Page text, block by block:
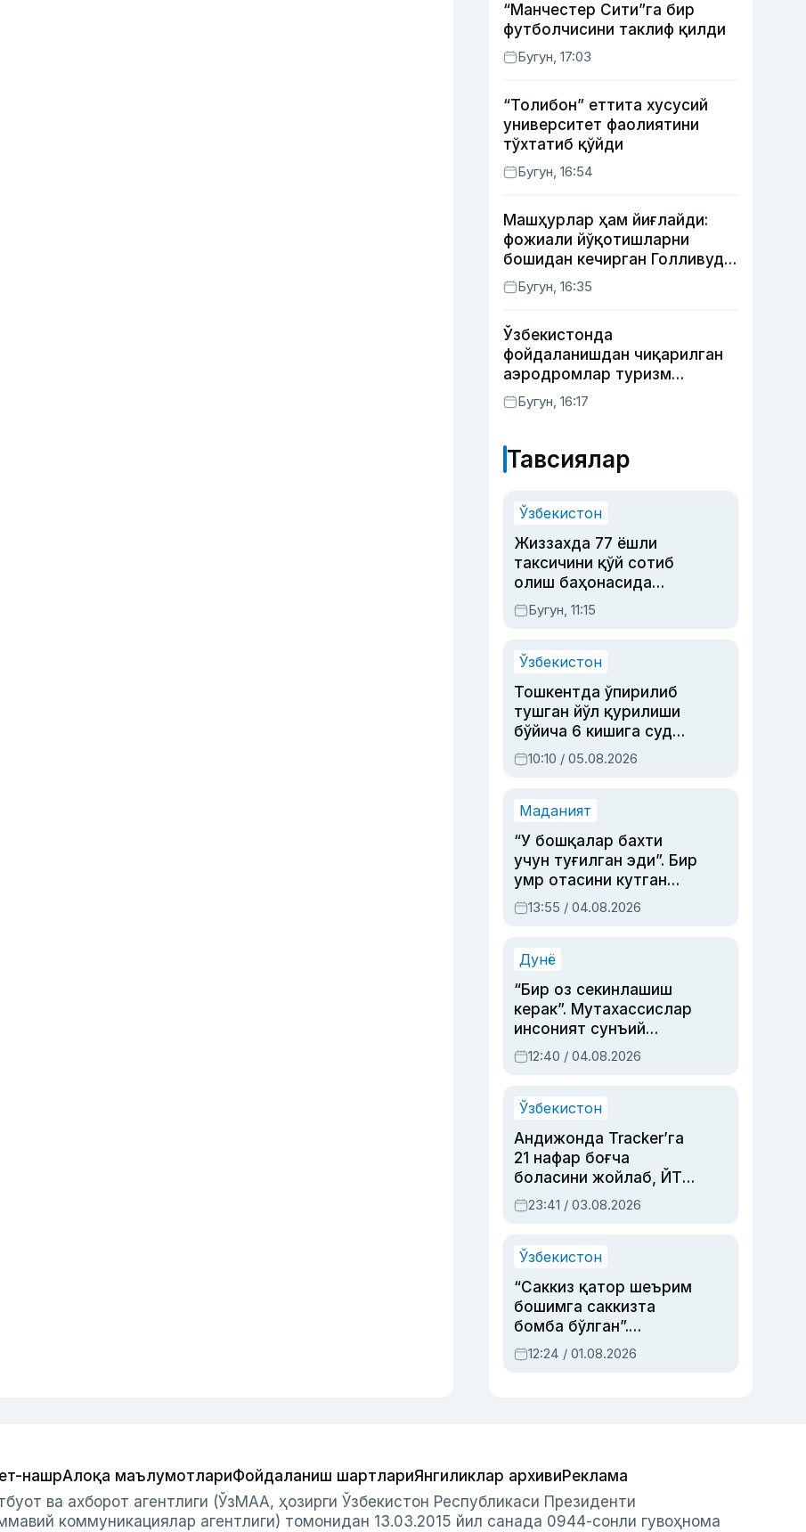
“Манчестер Сити”га бир
футболчисини таклиф қилди
Бугун, 17:03
“Толибон” еттита хусусий
университет фаолиятини
тўхтатиб қўйди
Бугун, 16:54
Машҳурлар ҳам йиғлайди:
фожиали йўқотишларни
бошидан кечирган Голливуд
юлдузлари
Бугун, 16:35
Ўзбекистонда
фойдаланишдан чиқарилган
аэродромлар туризм
мақсадида ижарага
берилиши мумкин
Бугун, 16:17
Тавсиялар
Ўзбекистон
Жиззахда 77 ёшли
таксичини қўй сотиб
олиш баҳонасида
яйловга олиб бориб
ўлдирган йигит 20
Бугун, 11:15
Ўзбекистон
Тошкентда ўпирилиб
тушган йўл қурилиши
бўйича 6 кишига суд
ҳукми ўқилди
10:10 / 05.08.2026
Маданият
“У бошқалар бахти
учун туғилган эди”. Бир
умр отасини кутган
актриса ва дубльяж
устаси Римма
синовларга тўла ҳаёти
13:55 / 04.08.2026
Дунё
“Бир оз секинлашиш
керак”. Мутахассислар
инсоният сунъий
интеллектни бошқара
олмай қолишидан
12:40 / 04.08.2026
Ўзбекистон
Андижонда Tracker’га
21 нафар боғча
боласини жойлаб, ЙТҲ
содир этган аёлга суд
ҳукми ўқилди
23:41 / 03.08.2026
Ўзбекистон
“Саккиз қатор шеърим
бошимга саккизта
бомба бўлган”.
Абдулла Ориповни
сиёсий айбловлардан
12:24 / 01.08.2026
нашрАлоқа маълумотлариФойдаланиш шартлариЯнгиликлар архивиРеклама
ва ахборот агентлиги (ЎзМАА, ҳозирги Ўзбекистон Республикаси Президенти
коммуникациялар агентлиги) томонидан 13.03.2015 йил санада 0944-сонли гувоҳнома